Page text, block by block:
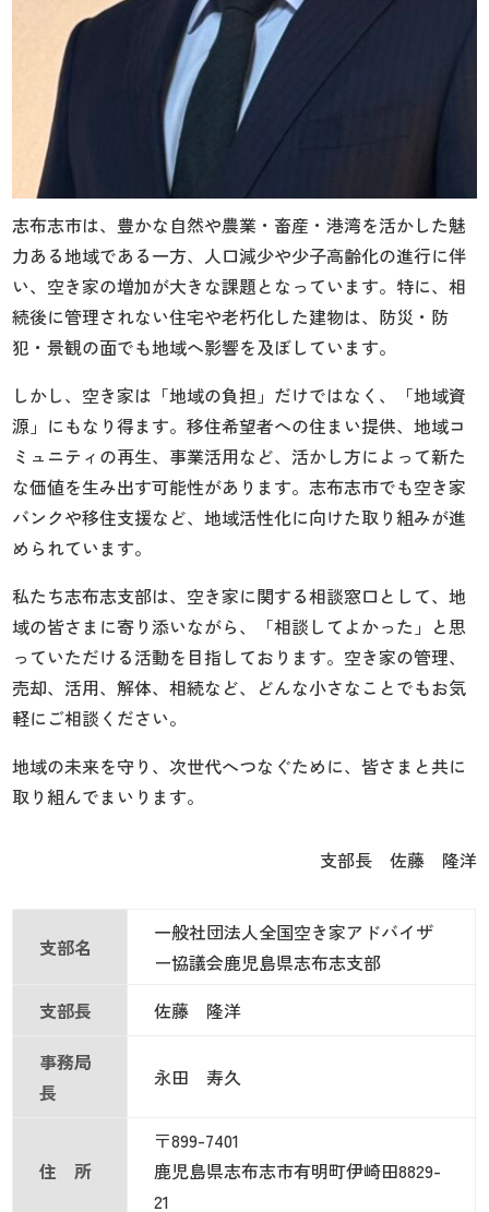
志布志市は、豊かな自然や農業・畜産・港湾を活かした魅
力ある地域である一方、人口減少や少子高齢化の進行に伴
い、空き家の増加が大きな課題となっています。特に、相
続後に管理されない住宅や老朽化した建物は、防災・防
犯・景観の面でも地域へ影響を及ぼしています。
しかし、空き家は「地域の負担」だけではなく、「地域資
源」にもなり得ます。移住希望者への住まい提供、地域コ
ミュニティの再生、事業活用など、活かし方によって新た
な価値を生み出す可能性があります。志布志市でも空き家
バンクや移住支援など、地域活性化に向けた取り組みが進
められています。
私たち志布志支部は、空き家に関する相談窓口として、地
域の皆さまに寄り添いながら、「相談してよかった」と思
っていただける活動を目指しております。空き家の管理、
売却、活用、解体、相続など、どんな小さなことでもお気
軽にご相談ください。
地域の未来を守り、次世代へつなぐために、皆さまと共に
取り組んでまいります。
支部長 佐藤 隆洋
支部名
一般社団法人全国空き家アドバイザ
ー協議会鹿児島県志布志支部
支部長
佐藤 隆洋
事務局
長
永田 寿久
住 所
〒899-7401
鹿児島県志布志市有明町伊崎田8829-
21